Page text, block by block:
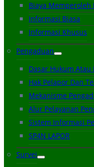
Biaya Memperoleh
Informasi Biasa
Informasi Khusus
Pengaduan
Dasar Hukum Atau
Hak Pelapor Dan
Mekanisme
Alur Pelayanan
Sistem Informasi
SP4N LAPOR
Survei